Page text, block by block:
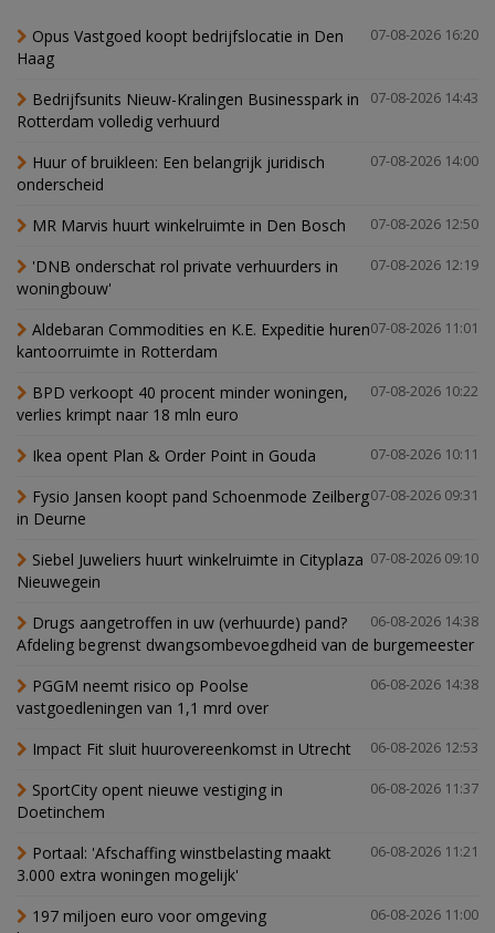
07-08-2026 16:20
Opus Vastgoed koopt bedrijfslocatie in Den
Haag
07-08-2026 14:43
Bedrijfsunits Nieuw-Kralingen Businesspark in
Rotterdam volledig verhuurd
07-08-2026 14:00
Huur of bruikleen: Een belangrijk juridisch
onderscheid
07-08-2026 12:50
MR Marvis huurt winkelruimte in Den Bosch
07-08-2026 12:19
'DNB onderschat rol private verhuurders in
woningbouw'
07-08-2026 11:01
Aldebaran Commodities en K.E. Expeditie huren
kantoorruimte in Rotterdam
07-08-2026 10:22
BPD verkoopt 40 procent minder woningen,
verlies krimpt naar 18 mln euro
07-08-2026 10:11
Ikea opent Plan & Order Point in Gouda
07-08-2026 09:31
Fysio Jansen koopt pand Schoenmode Zeilberg
in Deurne
07-08-2026 09:10
Siebel Juweliers huurt winkelruimte in Cityplaza
Nieuwegein
06-08-2026 14:38
Drugs aangetroffen in uw (verhuurde) pand?
Afdeling begrenst dwangsombevoegdheid van de burgemeester
06-08-2026 14:38
PGGM neemt risico op Poolse
vastgoedleningen van 1,1 mrd over
06-08-2026 12:53
Impact Fit sluit huurovereenkomst in Utrecht
06-08-2026 11:37
SportCity opent nieuwe vestiging in
Doetinchem
06-08-2026 11:21
Portaal: 'Afschaffing winstbelasting maakt
3.000 extra woningen mogelijk'
06-08-2026 11:00
197 miljoen euro voor omgeving